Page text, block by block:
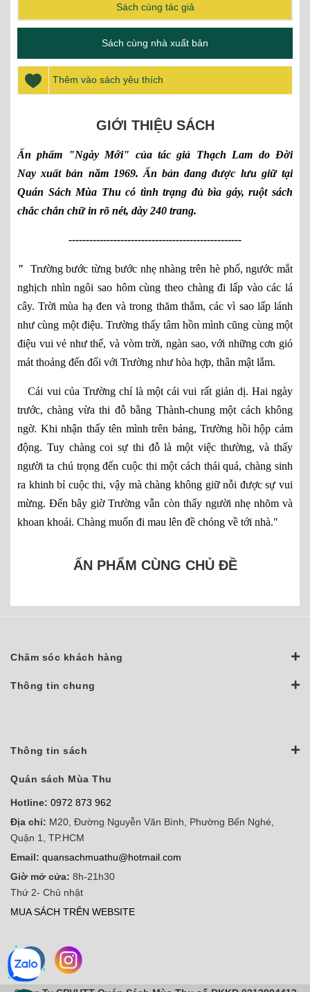
Sách cùng tác giả
Sách cùng nhà xuất bản
Thêm vào sách yêu thích
GIỚI THIỆU SÁCH
Ấn phẩm "Ngày Mới" của tác giả Thạch Lam do Đời
Nay xuất bản năm 1969. Ấn bản đang được lưu giữ tại
Quán Sách Mùa Thu có tình trạng đủ bìa gáy, ruột sách
chắc chắn chữ in rõ nét, dày 240 trang.
--------------------------------------------------
" Trường bước từng bước nhẹ nhàng trên hè phố, ngước mắt
nghịch nhìn ngôi sao hôm cùng theo chàng đi lấp vào các lá
cây. Trời mùa hạ đen và trong thăm thẳm, các vì sao lấp lánh
như cùng một điệu. Trường thấy tâm hồn mình cũng cùng một
điệu vui vẻ như thế, và vòm trời, ngàn sao, với những cơn gió
mát thoảng đến đối với Trường như hòa hợp, thân mật lắm.
Cái vui của Trường chỉ là một cái vui rất giản dị. Hai ngày
trước, chàng vừa thi đỗ bằng Thành-chung một cách không
ngờ. Khi nhận thấy tên mình trên bảng, Trường hồi hộp cảm
động. Tuy chàng coi sự thi đỗ là một việc thường, và thấy
người ta chú trọng đến cuộc thi một cách thái quá, chàng sinh
ra khinh bỉ cuộc thi, vậy mà chàng không giữ nỗi được sự vui
mừng. Đến bây giờ Trường vẫn còn thấy người nhẹ nhõm và
khoan khoái. Chàng muốn đi mau lên đề chóng về tới nhà."
ẤN PHẨM CÙNG CHỦ ĐỀ
Chăm sóc khách hàng
Thông tin chung
Thông tin sách
Quán sách Mùa Thu
Hotline: 0972 873 962
Địa chỉ: M20, Đường Nguyễn Văn Bình, Phường Bến Nghé,
Quận 1, TP.HCM
Email: quansachmuathu@hotmail.com
Giờ mở cửa: 8h-21h30
Thứ 2- Chủ nhật
MUA SÁCH TRÊN WEBSITE